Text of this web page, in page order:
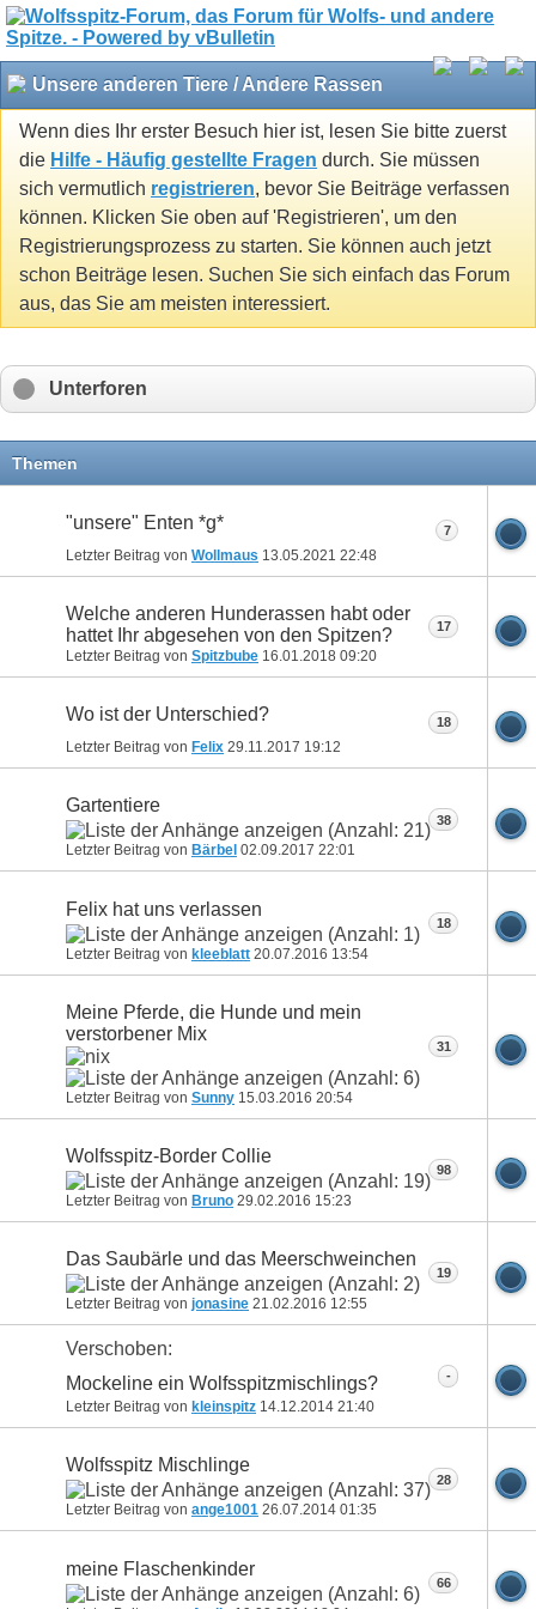
Unsere anderen Tiere / Andere Rassen
Wenn dies Ihr erster Besuch hier ist, lesen Sie bitte zuerst
die Hilfe - Häufig gestellte Fragen durch. Sie müssen
sich vermutlich registrieren, bevor Sie Beiträge verfassen
können. Klicken Sie oben auf 'Registrieren', um den
Registrierungsprozess zu starten. Sie können auch jetzt
schon Beiträge lesen. Suchen Sie sich einfach das Forum
aus, das Sie am meisten interessiert.
Unterforen
Themen
"unsere" Enten *g*
Letzter Beitrag von Wollmaus 13.05.2021 22:48
7
Welche anderen Hunderassen habt oder
hattet Ihr abgesehen von den Spitzen?
Letzter Beitrag von Spitzbube 16.01.2018 09:20
17
Wo ist der Unterschied?
Letzter Beitrag von Felix 29.11.2017 19:12
18
Gartentiere
Letzter Beitrag von Bärbel 02.09.2017 22:01
38
Felix hat uns verlassen
Letzter Beitrag von kleeblatt 20.07.2016 13:54
18
Meine Pferde, die Hunde und mein
verstorbener Mix
Letzter Beitrag von Sunny 15.03.2016 20:54
31
Wolfsspitz-Border Collie
Letzter Beitrag von Bruno 29.02.2016 15:23
98
Das Saubärle und das Meerschweinchen
Letzter Beitrag von jonasine 21.02.2016 12:55
19
Verschoben:
Mockeline ein Wolfsspitzmischlings?
Letzter Beitrag von kleinspitz 14.12.2014 21:40
-
Wolfsspitz Mischlinge
Letzter Beitrag von ange1001 26.07.2014 01:35
28
meine Flaschenkinder
66